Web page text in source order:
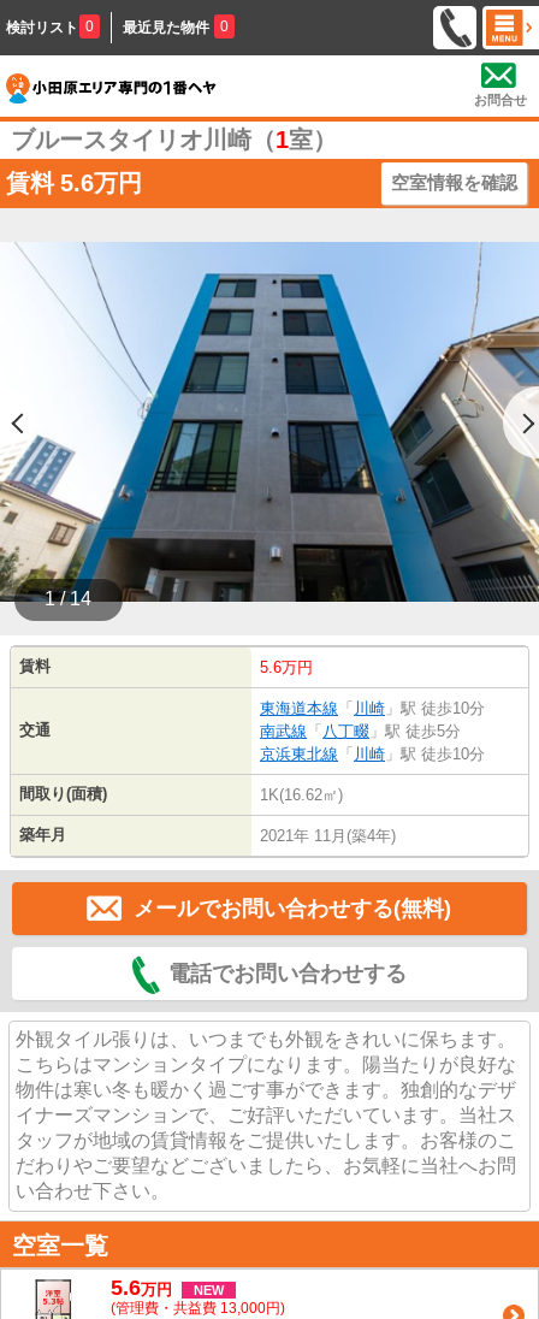
検討リスト 0 最近見た物件 0
お問合せ
ブルースタイリオ川崎（1室）
賃料 5.6万円 空室情報を確認
1 / 14
賃料 5.6万円
交通
東海道本線 「 川崎 」駅 徒歩10分
南武線 「 八丁畷 」駅 徒歩5分
京浜東北線 「 川崎 」駅 徒歩10分
間取り(面積) 1K(16.62㎡)
築年月 2021年 11月(築4年)
メールでお問い合わせする(無料)
電話でお問い合わせする
外観タイル張りは、いつまでも外観をきれいに保ちます。
こちらはマンションタイプになります。陽当たりが良好な
物件は寒い冬も暖かく過ごす事ができます。独創的なデザ
イナーズマンションで、ご好評いただいています。当社ス
タッフが地域の賃貸情報をご提供いたします。お客様のこ
だわりやご要望などございましたら、お気軽に当社へお問
い合わせ下さい。
空室一覧
5.6万円 NEW
(管理費・共益費 13,000円)